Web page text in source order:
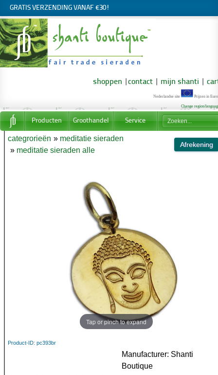
GRATIS VERZENDING VANAF €30!
shoppen contact mijn shanti
Nederlandse site Prijzen in
Change region/
Producten Groothandel Service
categrorieën » meditatie sieraden
» meditatie sieraden alle
Tap or pinch to expand
Product-ID pc393br
Manufacturer Shanti
Boutique